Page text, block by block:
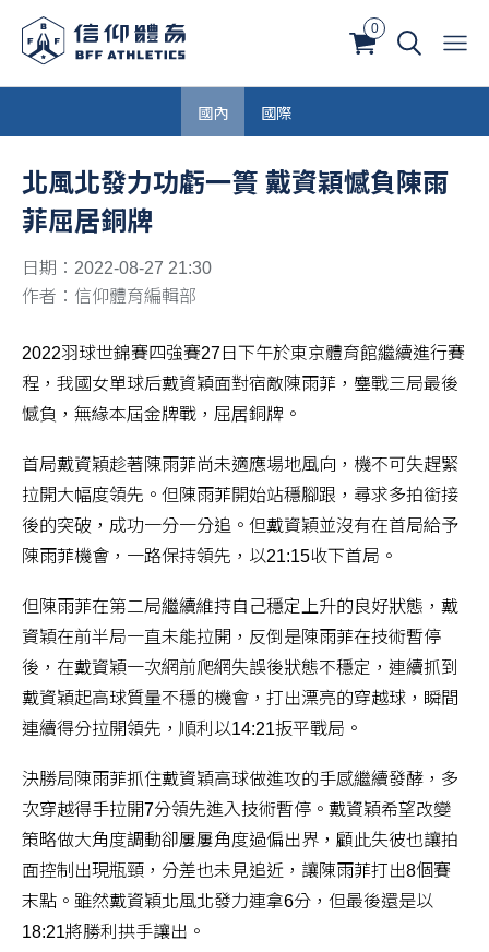
0
國內 國際
北風北發力功虧一簣 戴資穎憾負陳雨
菲屈居銅牌
日期：2022-08-27 21:30
作者：信仰體育編輯部
2022羽球世錦賽四強賽27日下午於東京體育館繼續進行賽
程，我國女單球后戴資穎面對宿敵陳雨菲，鏖戰三局最後
憾負，無緣本屆金牌戰，屈居銅牌。
首局戴資穎趁著陳雨菲尚未適應場地風向，機不可失趕緊
拉開大幅度領先。但陳雨菲開始站穩腳跟，尋求多拍銜接
後的突破，成功一分一分追。但戴資穎並沒有在首局給予
陳雨菲機會，一路保持領先，以21:15收下首局。
但陳雨菲在第二局繼續維持自己穩定上升的良好狀態，戴
資穎在前半局一直未能拉開，反倒是陳雨菲在技術暫停
後，在戴資穎一次網前爬網失誤後狀態不穩定，連續抓到
戴資穎起高球質量不穩的機會，打出漂亮的穿越球，瞬間
連續得分拉開領先，順利以14:21扳平戰局。
決勝局陳雨菲抓住戴資穎高球做進攻的手感繼續發酵，多
次穿越得手拉開7分領先進入技術暫停。戴資穎希望改變
策略做大角度調動卻屢屢角度過偏出界，顧此失彼也讓拍
面控制出現瓶頸，分差也未見追近，讓陳雨菲打出8個賽
末點。雖然戴資穎北風北發力連拿6分，但最後還是以
18:21將勝利拱手讓出。